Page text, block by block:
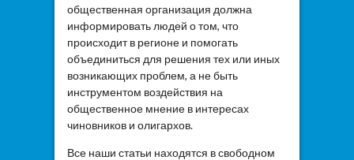
общественная организация должна
информировать людей о том, что
происходит в регионе и помогать
объединиться для решения тех или иных
возникающих проблем, а не быть
инструментом воздействия на
общественное мнение в интересах
чиновников и олигархов.
Все наши статьи находятся в свободном